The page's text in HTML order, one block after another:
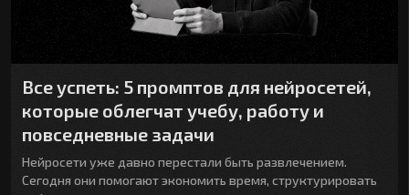
Все успеть: 5 промптов для нейросетей,
которые облегчат учебу, работу и
повседневные задачи
Нейросети уже давно перестали быть развлечением.
Сегодня они помогают экономить время, структурировать